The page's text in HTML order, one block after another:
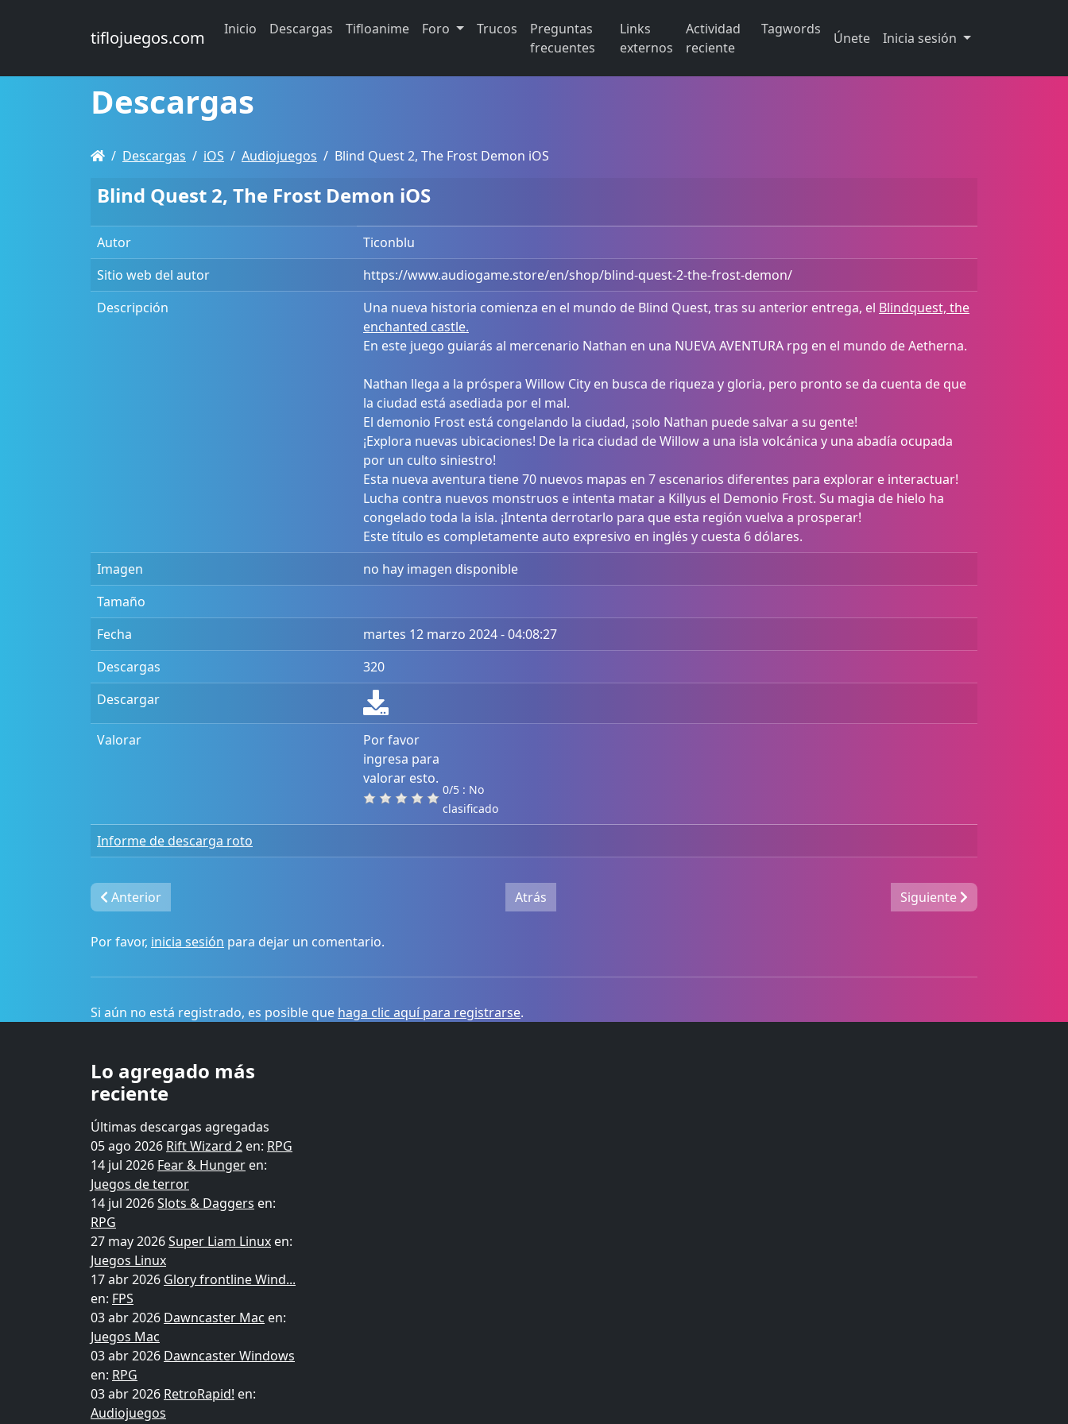
tiflojuegos.com Inicio Descargas Tifloanime Foro Trucos
Preguntas
frecuentes
Links
externos
Actividad
reciente
Tagwords
Únete Inicia sesión
Descargas
Descargas iOS Audiojuegos Blind Quest 2, The Frost Demon iOS
Blind Quest 2, The Frost Demon iOS
Autor
Ticonblu
Sitio web del autor
https://www.audiogame.store/en/shop/blind-quest-2-the-frost-demon/
Descripción
Una nueva historia comienza en el mundo de Blind Quest, tras su anterior entrega, el Blindquest, the
enchanted castle.
En este juego guiarás al mercenario Nathan en una NUEVA AVENTURA rpg en el mundo de Aetherna.
Nathan llega a la próspera Willow City en busca de riqueza y gloria, pero pronto se da cuenta de que
la ciudad está asediada por el mal.
El demonio Frost está congelando la ciudad, ¡solo Nathan puede salvar a su gente!
¡Explora nuevas ubicaciones! De la rica ciudad de Willow a una isla volcánica y una abadía ocupada
por un culto siniestro!
Esta nueva aventura tiene 70 nuevos mapas en 7 escenarios diferentes para explorar e interactuar!
Lucha contra nuevos monstruos e intenta matar a Killyus el Demonio Frost. Su magia de hielo ha
congelado toda la isla. ¡Intenta derrotarlo para que esta región vuelva a prosperar!
Este título es completamente auto expresivo en inglés y cuesta 6 dólares.
Imagen
no hay imagen disponible
Tamaño
Fecha
martes 12 marzo 2024 - 04:08:27
Descargas
320
Descargar
Valorar
Por favor
ingresa para
valorar esto.
0/5 : No
clasificado
Informe de descarga roto
Anterior Atrás Siguiente
Por favor, inicia sesión para dejar un comentario.
Si aún no está registrado, es posible que haga clic aquí para registrarse.
Lo agregado más
reciente
Últimas descargas agregadas
05 ago 2026 Rift Wizard 2 en: RPG
14 jul 2026 Fear & Hunger en:
Juegos de terror
14 jul 2026Slots & Daggers en:
RPG
27 may 2026Super Liam Linux en:
Juegos Linux
17 abr 2026 Glory frontline Wind...
en: FPS
03 abr 2026 Dawncaster Mac en:
Juegos Mac
03 abr 2026 Dawncaster Windows
en: RPG
03 abr 2026 RetroRapid! en:
Audiojuegos